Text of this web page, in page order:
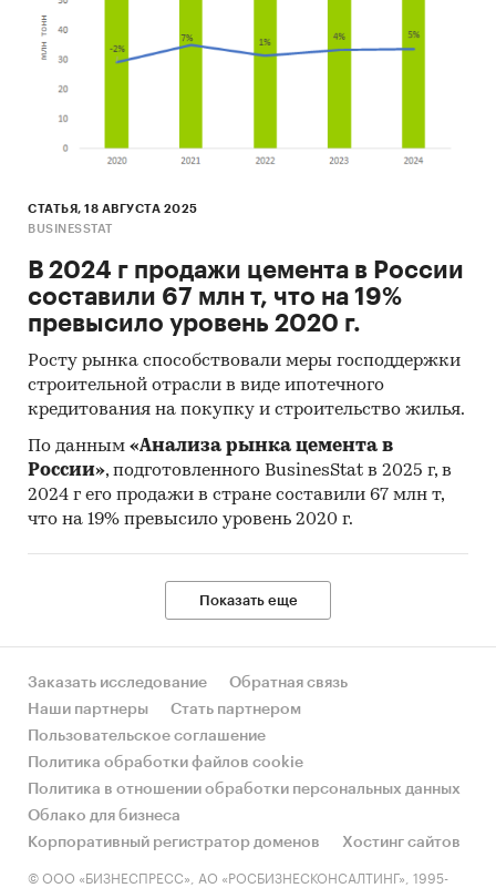
СТАТЬЯ, 18 АВГУСТА 2025
BUSINESSTAT
В 2024 г продажи цемента в России
составили 67 млн т, что на 19%
превысило уровень 2020 г.
Росту рынка способствовали меры господдержки
строительной отрасли в виде ипотечного
кредитования на покупку и строительство жилья.
По данным «Анализа рынка цемента в
России», подготовленного BusinesStat в 2025 г, в
2024 г его продажи в стране составили 67 млн т,
что на 19% превысило уровень 2020 г.
Показать еще
Заказать исследование
Обратная связь
Наши партнеры
Стать партнером
Пользовательское соглашение
Политика обработки файлов cookie
Политика в отношении обработки персональных данных
Облако для бизнеса
Корпоративный регистратор доменов
Хостинг сайтов
© ООО «БИЗНЕСПРЕСС», АО «РОСБИЗНЕСКОНСАЛТИНГ», 1995-